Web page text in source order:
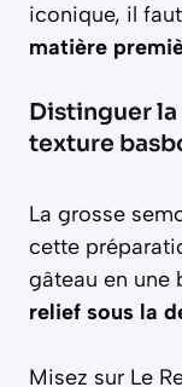
iconique, il
matière
Distinguer la
texture
La grosse
cette
gâteau en une
relief sous la
Misez sur Le